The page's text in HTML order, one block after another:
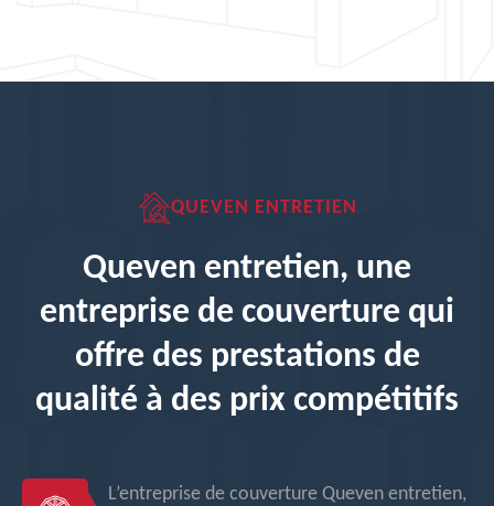
QUEVEN ENTRETIEN
Queven entretien, une
entreprise de couverture qui
offre des prestations de
qualité à des prix compétitifs
L’entreprise de couverture Queven entretien,